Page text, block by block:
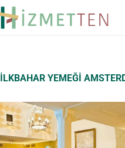
İLKBAHAR YEMEĞI